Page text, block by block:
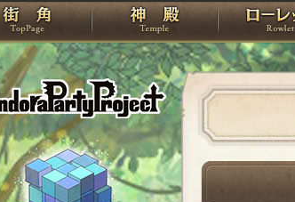
PandoraPartyProject
TOP 神殿